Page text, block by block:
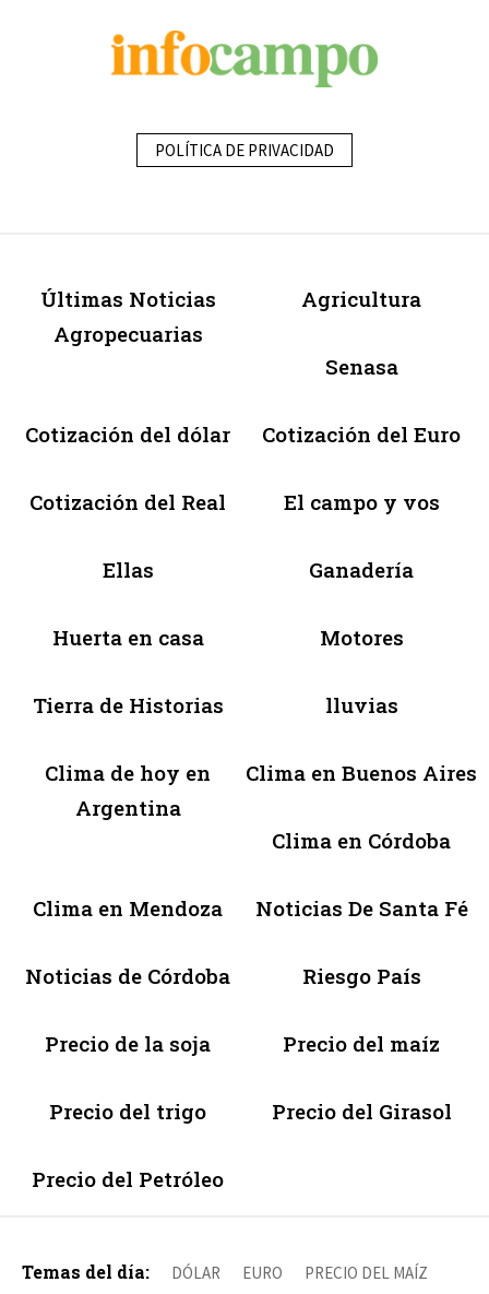
POLÍTICA DE PRIVACIDAD
Últimas Noticias
Agropecuarias
Agricultura
Senasa
Cotización del dólar Cotización del Euro
Cotización del Real El campo y vos
Ellas Ganadería
Huerta en casa Motores
Tierra de Historias lluvias
Clima de hoy en
Argentina
Clima en Buenos Aires
Clima en Córdoba
Clima en Mendoza Noticias De Santa Fé
Noticias de Córdoba Riesgo País
Precio de la soja Precio del maíz
Precio del trigo Precio del Girasol
Precio del Petróleo
Temas del día: DÓLAR EURO PRECIO DEL MAÍZ